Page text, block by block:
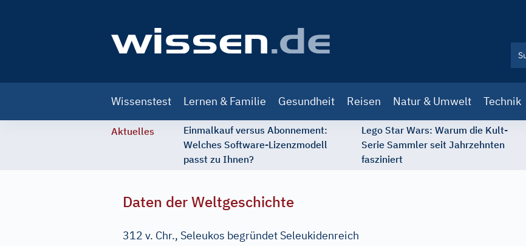
navigation
Wissenstest Lernen & Familie Gesundheit Reisen Natur & Umwelt Technik
Aktuelles
Einmalkauf versus Abonnement:
Welches Software-Lizenzmodell
passt zu Ihnen?
Lego Star Wars: Warum die Kult-
Serie Sammler seit Jahrzehnten
fasziniert
Daten der Weltgeschichte
312 v. Chr., Seleukos begründet Seleukidenreich